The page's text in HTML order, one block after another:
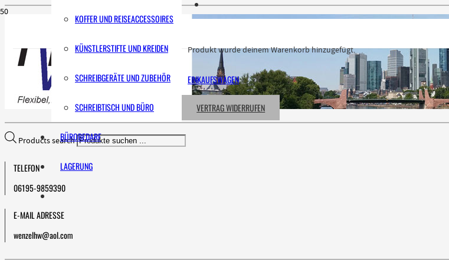
KOFFER UND REISEACCESSOIRES
KÜNSTLERSTIFTE UND KREIDEN
SCHREIBGERÄTE UND ZUBEHÖR
SCHREIBTISCH UND BÜRO
BÜROBEDARF
LAGERUNG
Produktwurde deinem Warenkorb hinzugefügt.
EINKAUFSWAGEN
VERTRAG WIDERRUFEN
Products search
TELEFON
06195-9859390
E-MAIL ADRESSE
wenzelhw@aol.com